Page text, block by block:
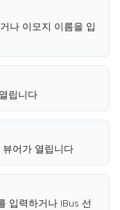
나 이모지 이름을 입
립니다
어가 열립니다
입력하거나 IBus 선